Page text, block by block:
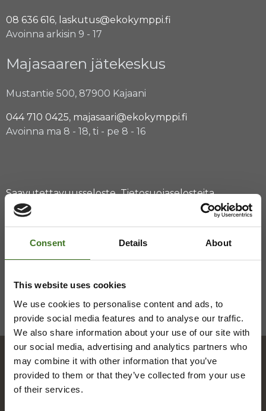
Consent Details About
This website uses cookies
We use cookies to personalise content and ads, to
provide social media features and to analyse our traffic.
We also share information about your use of our site with
our social media, advertising and analytics partners who
may combine it with other information that you’ve
provided to them or that they’ve collected from your use
of their services.
08 636 616, laskutus@ekokymppi.fi
Avoinna arkisin 9 - 17
Majasaaren jätekeskus
Mustantie 500, 87900 Kajaani
044 710 0425, majasaari@ekokymppi.fi
Avoinna ma 8 - 18, ti - pe 8 - 16
Saavutettavuusseloste Tietosuojaselosteita
Hakemisto